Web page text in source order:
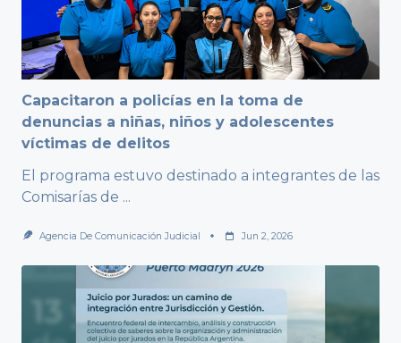
Capacitaron a policías en la toma de
denuncias a niñas, niños y adolescentes
víctimas de delitos
El programa estuvo destinado a integrantes de las
Comisarías de ...
Agencia De Comunicación Judicial Jun 2, 2026